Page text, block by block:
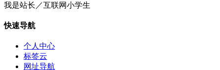
我是站长／互联网小学生
快速导航
个人中心
标签云
网址导航